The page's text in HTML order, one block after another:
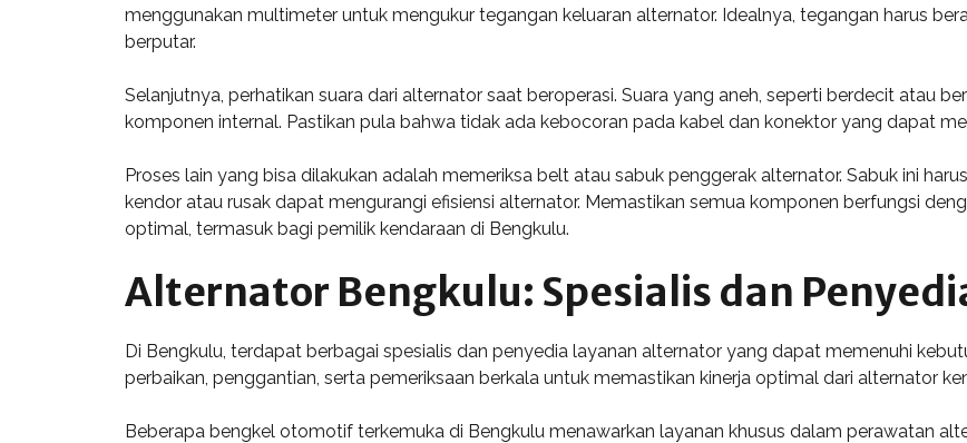
menggunakan multimeter untuk mengukur tegangan keluaran alternator. Idealnya, tegangan harus
berputar.
Selanjutnya, perhatikan suara dari alternator saat beroperasi. Suara yang aneh, seperti berdecit atau
komponen internal. Pastikan pula bahwa tidak ada kebocoran pada kabel dan konektor yang dapat
Proses lain yang bisa dilakukan adalah memeriksa belt atau sabuk penggerak alternator. Sabuk ini
kendor atau rusak dapat mengurangi efisiensi alternator. Memastikan semua komponen berfungsi
optimal, termasuk bagi pemilik kendaraan di Bengkulu.
Alternator Bengkulu: Spesialis dan
Di Bengkulu, terdapat berbagai spesialis dan penyedia layanan alternator yang dapat memenuhi
perbaikan, penggantian, serta pemeriksaan berkala untuk memastikan kinerja optimal dari alternator
Beberapa bengkel otomotif terkemuka di Bengkulu menawarkan layanan khusus dalam perawatan